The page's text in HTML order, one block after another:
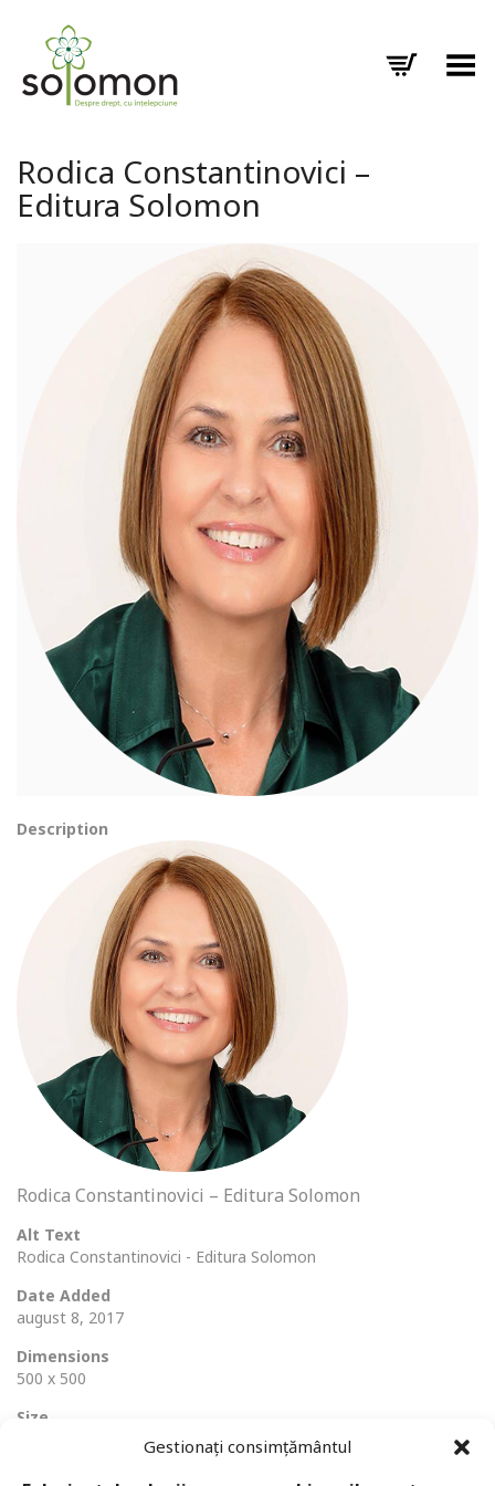
Gestionați consimțământul
Toggle Menu
Rodica Constantinovici –
Editura Solomon
Description
Rodica Constantinovici – Editura Solomon
Alt Text
Rodica Constantinovici - Editura Solomon
Date Added
august 8, 2017
Dimensions
500 x 500
Size